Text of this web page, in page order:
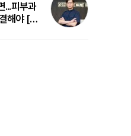
...피부과
해야 [변